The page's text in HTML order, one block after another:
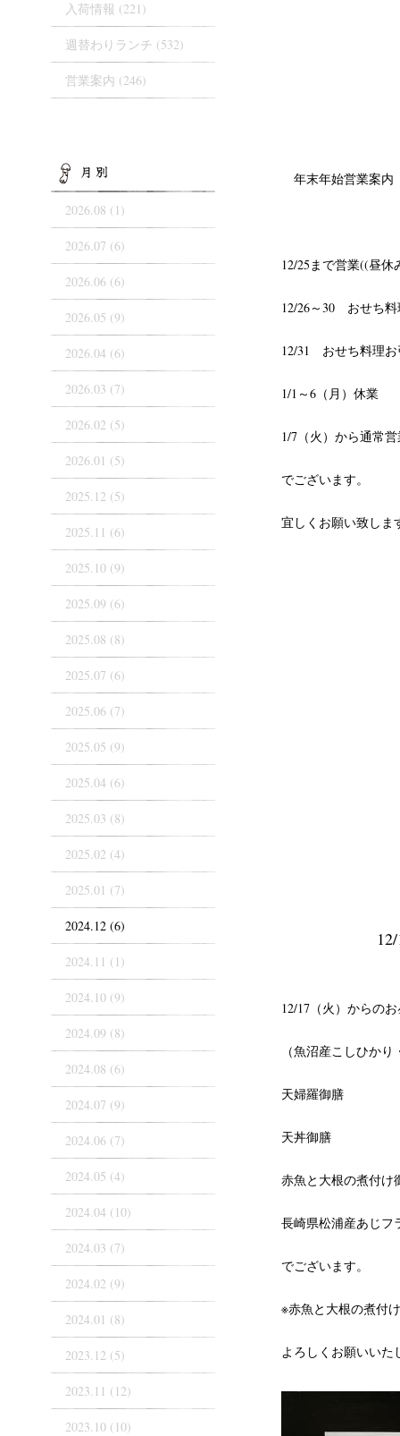
年末年始営業案内
12/25まで営業((昼
12/26～30 おせち
12/31 おせち料理お
1/1～6（月）休業
1/7（火）から通常
でございます。
宜しくお願い致しま
12/17（火）からの
（魚沼産こしひか
天婦羅御膳
天丼御膳
赤魚と大根の煮付け
長崎県松浦産あじフ
でございます。
※赤魚と大根の煮付
よろしくお願いいた
入荷情報 (221)
週替わりランチ (532)
営業案内 (246)
2026.08 (1)
2026.07 (6)
2026.06 (6)
2026.05 (9)
2026.04 (6)
2026.03 (7)
2026.02 (5)
2026.01 (5)
2025.12 (5)
2025.11 (6)
2025.10 (9)
2025.09 (6)
2025.08 (8)
2025.07 (6)
2025.06 (7)
2025.05 (9)
2025.04 (6)
2025.03 (8)
2025.02 (4)
2025.01 (7)
2024.12 (6)
2024.11 (1)
2024.10 (9)
2024.09 (8)
2024.08 (6)
2024.07 (9)
2024.06 (7)
2024.05 (4)
2024.04 (10)
2024.03 (7)
2024.02 (9)
2024.01 (8)
2023.12 (5)
2023.11 (12)
2023.10 (10)